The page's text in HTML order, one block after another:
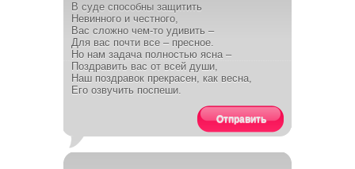
В суде способны защитить
Невинного и честного,
Вас сложно чем-то удивить –
Для вас почти все – пресное.
Но нам задача полностью ясна –
Поздравить вас от всей души,
Наш поздравок прекрасен, как весна,
Его озвучить поспеши.
Отправить